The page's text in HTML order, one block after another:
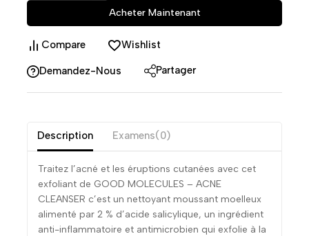
Acheter Maintenant
Compare Wishlist
Demandez-Nous Partager
Description Examens(0)
Traitez l’acné et les éruptions cutanées avec cet
exfoliant de GOOD MOLECULES – ACNE
CLEANSER c’est un nettoyant moussant moelleux
alimenté par 2 % d’acide salicylique, un ingrédient
anti-inflammatoire et antimicrobien qui exfolie à la